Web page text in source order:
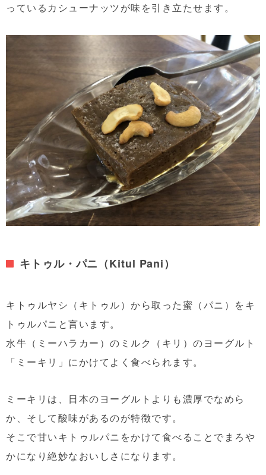
っているカシューナッツが味を引き立たせます。
キトゥル・パニ（Kitul Pani）
キトゥルヤシ（キトゥル）から取った蜜（パニ）をキ
トゥルパニと言います。
水牛（ミーハラカー）のミルク（キリ）のヨーグルト
「ミーキリ」にかけてよく食べられます。
ミーキリは、日本のヨーグルトよりも濃厚でなめら
か、そして酸味があるのが特徴です。
そこで甘いキトゥルパニをかけて食べることでまろや
かになり絶妙なおいしさになります。